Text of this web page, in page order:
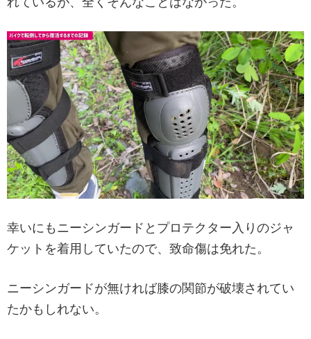
幸いにもニーシンガードとプロテクター入りのジャ
ケットを着用していたので、致命傷は免れた。
ニーシンガードが無ければ膝の関節が破壊されてい
たかもしれない。